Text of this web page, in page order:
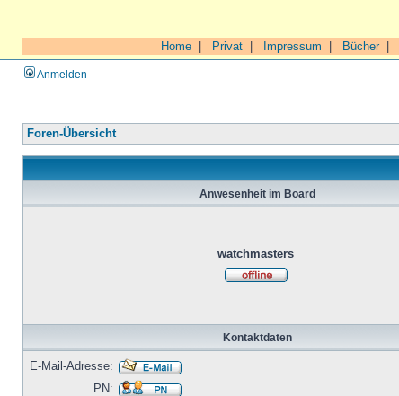
Home Privat Impressum Bücher|
Anmelden
Foren-Übersicht
Anwesenheit im Board
watchmasters
Kontaktdaten
E-Mail-Adresse:
PN: